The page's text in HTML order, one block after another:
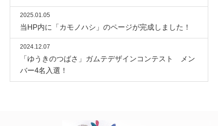
2025.01.05
当HP内に「カモノハシ」のページが完成しました！
2024.12.07
「ゆうきのつばさ」ガムテデザインコンテスト メン
バー4名入選！